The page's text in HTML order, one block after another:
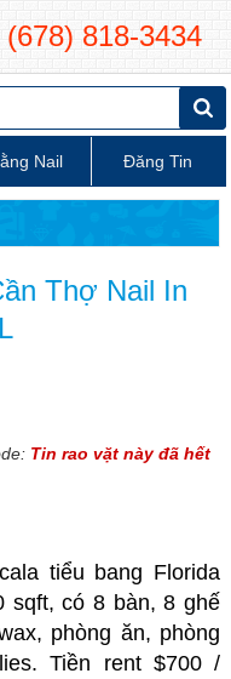
(678) 818-3434
Nail Đăng Tin
Thợ Nail In
Tin rao vặt này đã hết
tiểu bang Florida
sqft, có 8 bàn, 8 ghế
phòng ăn, phòng
Tiền rent $700 /